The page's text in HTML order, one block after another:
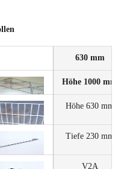
630 mm
Höhe 1000 mm
Höhe 630 mm
Tiefe 230 mm
V2A